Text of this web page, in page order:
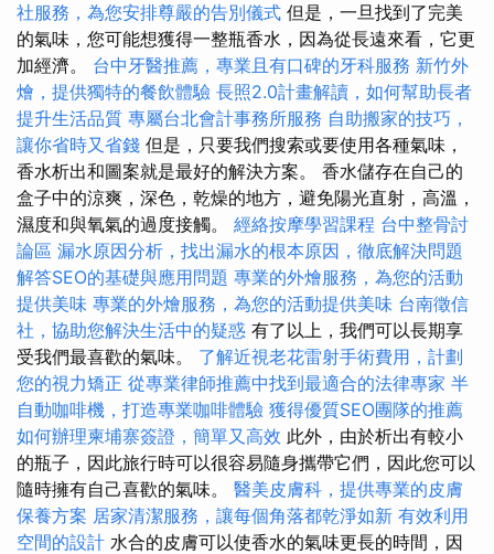
社服務，為您安排尊嚴的告別儀式 但是，一旦找到了完美
的氣味，您可能想獲得一整瓶香水，因為從長遠來看，它更
加經濟。 台中牙醫推薦，專業且有口碑的牙科服務 新竹外
燴，提供獨特的餐飲體驗 長照2.0計畫解讀，如何幫助長者
提升生活品質 專屬台北會計事務所服務 自助搬家的技巧，
讓你省時又省錢 但是，只要我們搜索或要使用各種氣味，
香水析出和圖案就是最好的解決方案。 香水儲存在自己的
盒子中的涼爽，深色，乾燥的地方，避免陽光直射，高溫，
濕度和與氧氣的過度接觸。 經絡按摩學習課程 台中整骨討
論區 漏水原因分析，找出漏水的根本原因，徹底解決問題
解答SEO的基礎與應用問題 專業的外燴服務，為您的活動
提供美味 專業的外燴服務，為您的活動提供美味 台南徵信
社，協助您解決生活中的疑惑 有了以上，我們可以長期享
受我們最喜歡的氣味。 了解近視老花雷射手術費用，計劃
您的視力矯正 從專業律師推薦中找到最適合的法律專家 半
自動咖啡機，打造專業咖啡體驗 獲得優質SEO團隊的推薦
如何辦理柬埔寨簽證，簡單又高效 此外，由於析出有較小
的瓶子，因此旅行時可以很容易隨身攜帶它們，因此您可以
隨時擁有自己喜歡的氣味。 醫美皮膚科，提供專業的皮膚
保養方案 居家清潔服務，讓每個角落都乾淨如新 有效利用
空間的設計 水合的皮膚可以使香水的氣味更長的時間，因